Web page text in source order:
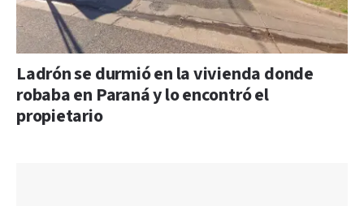
Ladrón se durmió en la vivienda donde
robaba en Paraná y lo encontró el
propietario